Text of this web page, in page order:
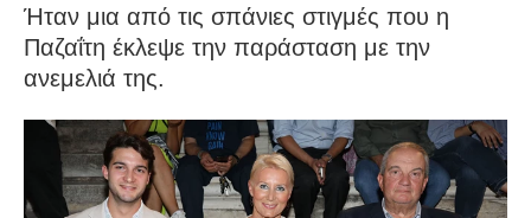
Ήταν μια από τις σπάνιες στιγμές που η
Παζαΐτη έκλεψε την παράσταση με την
ανεμελιά της.